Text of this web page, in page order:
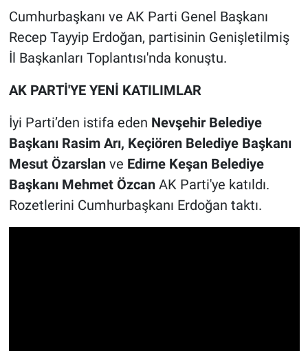
Cumhurbaşkanı ve AK Parti Genel Başkanı
Recep Tayyip Erdoğan, partisinin Genişletilmiş
İl Başkanları Toplantısı'nda konuştu.
AK PARTİ'YE YENİ KATILIMLAR
İyi Parti’den istifa eden Nevşehir Belediye
Başkanı Rasim Arı, Keçiören Belediye Başkanı
Mesut Özarslanve Edirne Keşan Belediye
Başkanı Mehmet ÖzcanAK Parti'ye katıldı.
Rozetlerini Cumhurbaşkanı Erdoğan taktı.